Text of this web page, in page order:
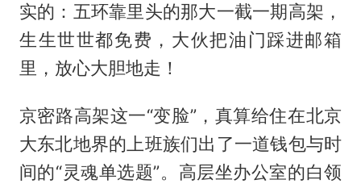
实的：五环靠里头的那大一截一期高架，
生生世世都免费，大伙把油门踩进邮箱
里，放心大胆地走！
京密路高架这一“变脸”，真算给住在北京
大东北地界的上班族们出了一道钱包与时
间的“灵魂单选题”。高层坐办公室的白领